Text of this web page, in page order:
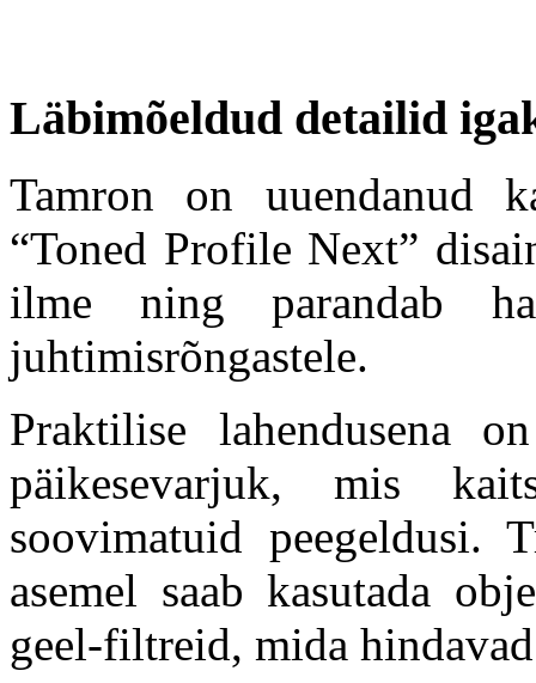
Läbimõeldud detailid
Tamron on uuendanud
“Toned Profile Next”
ilme ning parandab
juhtimisrõngastele.
Praktilise lahendusena
päikesevarjuk, mis
soovimatuid peegeldusi.
asemel saab kasutada
geel-filtreid, mida